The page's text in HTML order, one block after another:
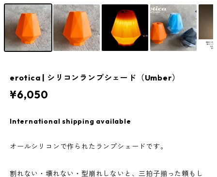
erotica | シリコンランプシェード（Umber）
¥6,050
International shipping available
オールシリコンで作られたランプシェードです。
割れない・壊れない・型崩れしないと、三拍子揃った頼もし